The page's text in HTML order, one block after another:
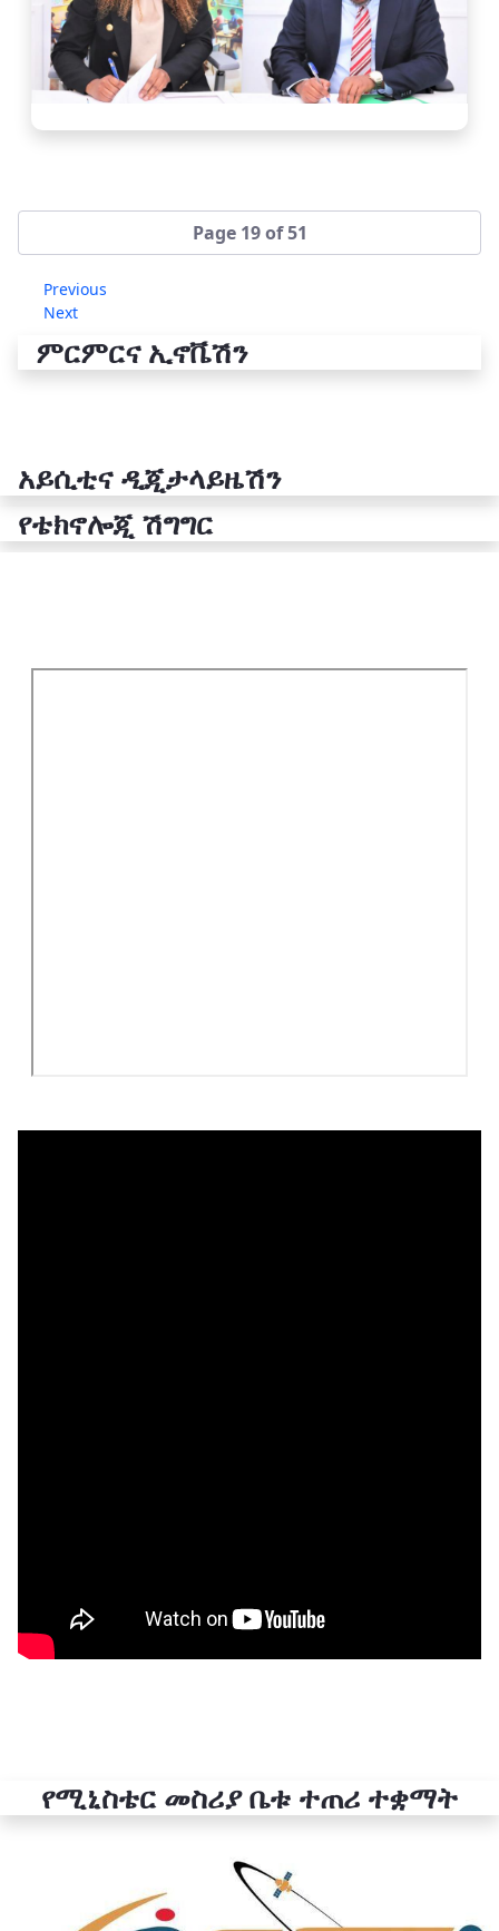
Page 19 of 51
Next
ምርምርና ኢኖቬሽን
የቴክኖሎጂ ሽግግር